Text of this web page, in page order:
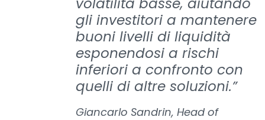
gli investitori a mantenere
buoni livelli di liquidità
esponendosi a rischi
inferiori a confronto con
quelli di altre soluzioni.”
Giancarlo Sandrin, Head of